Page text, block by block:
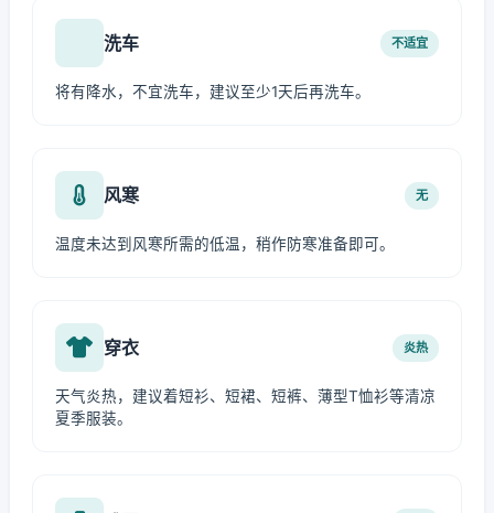
洗车 不适宜
将有降水，不宜洗车，建议至少1天后再洗车。
风寒 无
温度未达到风寒所需的低温，稍作防寒准备即可。
穿衣 炎热
天气炎热，建议着短衫、短裙、短裤、薄型T恤衫等清凉
夏季服装。